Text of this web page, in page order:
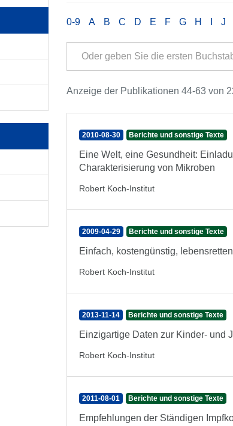
0-9 A B C D E F G H J
Anzeige der Publikationen 44-63 von
2010-08-30 Berichte und sonstige Texte
Eine Welt, eine Gesundheit:
Charakterisierung von Mikroben
Robert Koch-Institut
2009-04-29 Berichte und sonstige Texte
Einfach, kostengünstig,
Robert Koch-Institut
2013-11-14 Berichte und sonstige Texte
Einzigartige Daten zur Kinder- und
Robert Koch-Institut
2011-08-01 Berichte und sonstige Texte
Empfehlungen der Ständigen